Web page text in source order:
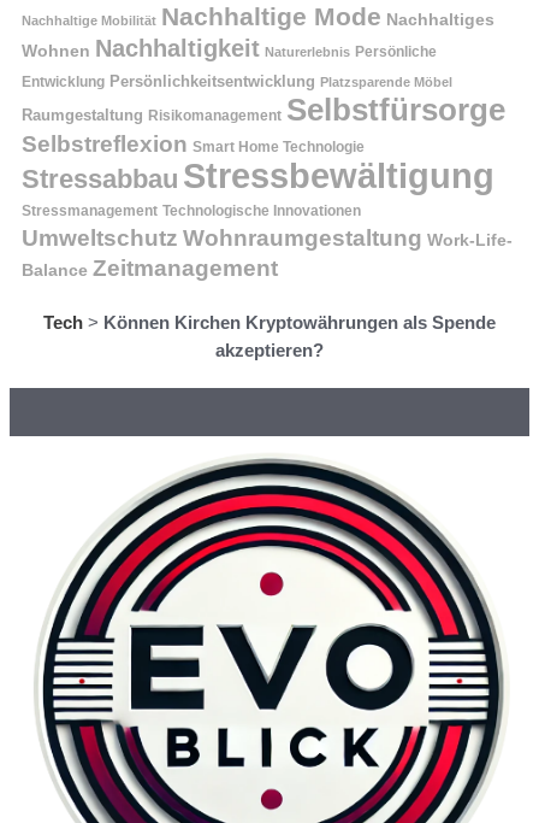
Nachhaltige Mobilität Nachhaltige Mode Nachhaltiges
Wohnen Nachhaltigkeit Naturerlebnis Persönliche
Entwicklung Persönlichkeitsentwicklung Platzsparende Möbel
Raumgestaltung Risikomanagement Selbstfürsorge
Selbstreflexion Smart Home Technologie
Stressabbau Stressbewältigung
Stressmanagement Technologische Innovationen
Umweltschutz Wohnraumgestaltung Work-Life-
Balance Zeitmanagement
Tech > Können Kirchen Kryptowährungen als Spende
akzeptieren?